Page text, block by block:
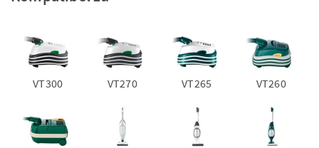
VT300 VT270 VT265 VT260